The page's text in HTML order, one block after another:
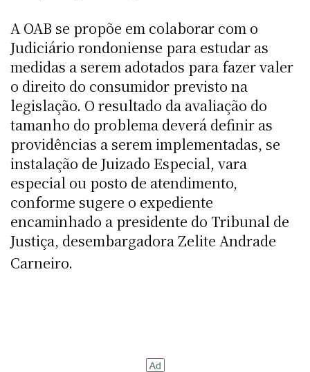
A OAB se propõe em colaborar com o
Judiciário rondoniense para estudar as
medidas a serem adotados para fazer valer
o direito do consumidor previsto na
legislação. O resultado da avaliação do
tamanho do problema deverá definir as
providências a serem implementadas, se
instalação de Juizado Especial, vara
especial ou posto de atendimento,
conforme sugere o expediente
encaminhado a presidente do Tribunal de
Justiça, desembargadora Zelite Andrade
Carneiro.